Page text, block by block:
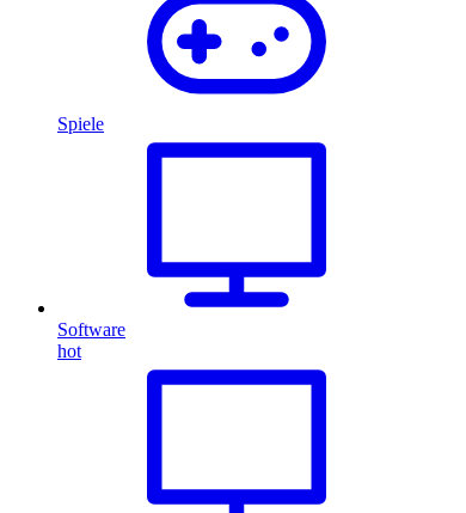
Spiele
Software
hot